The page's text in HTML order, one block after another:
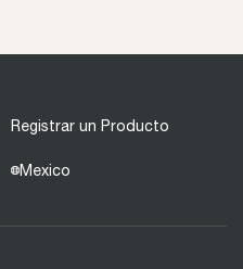
Registrar un Producto
Mexico